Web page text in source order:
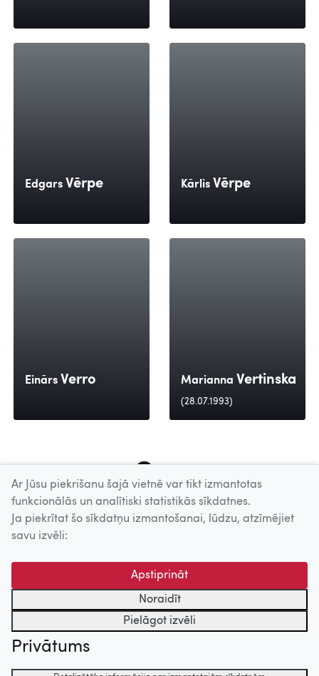
Edgars Vērpe Kārlis Vērpe
Einārs Verro Marianna Vertinska
(28.07.1993)
Uz augšu
© 2026 Nacionālais Kino centrs, Kultūras informācijas sistēmu
centrs. Sadarbības partneris: Latvijas Valsts
kinofotofonodokumentu arhīvs.
Ar Jūsu piekrišanu šajā vietnē var tikt izmantotas
funkcionālās un analītiski statistikās sīkdatnes.
Ja piekrītat šo sīkdatņu izmantošanai, lūdzu, atzīmējiet
savu izvēli:
Apstiprināt
Noraidīt
Pielāgot izvēli
Privātums